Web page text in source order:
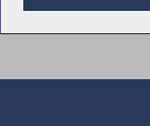
Publications